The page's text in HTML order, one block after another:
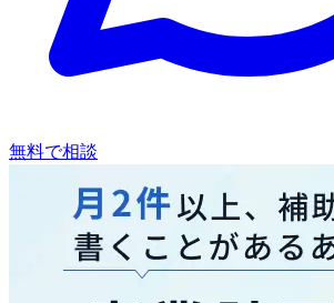
無料で相談